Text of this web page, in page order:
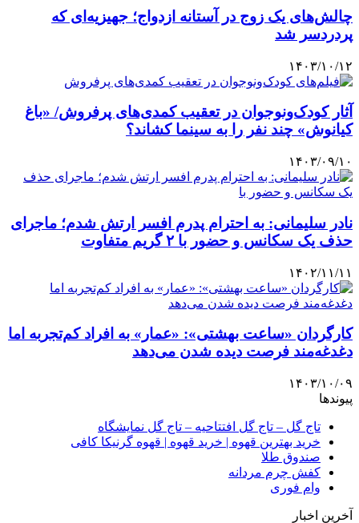
چالش‌های یک زوج در آستانه ازدواج؛ جهیزیه‌ای که
پردردسر شد
۱۴۰۳/۱۰/۱۲
آثار کودک‌ونوجوان در تعقیب کمدی‌های پرفروش/ «باغ
کیانوش» چند نفر را به سینما کشاند؟
۱۴۰۳/۰۹/۱۰
نادر سلیمانی: به احترام پدرم افسر ارتش شدم؛ ماجرای
حذف یک سکانس و حضور با ۲ گریم متفاوت
۱۴۰۲/۱۱/۱۱
کارگردان «ساعت بهشتی»: «عمار» به افراد کم‌تجربه اما
دغدغه‌مند فرصت دیده شدن می‌دهد
۱۴۰۳/۱۰/۰۹
پیوندها
تاج گل – تاج گل افتتاحیه – تاج گل نمایشگاه
خرید بهترین قهوه | خرید قهوه | قهوه گرنیکا کافی
صندوق طلا
کفش چرم مردانه
وام فوری
آخرین اخبار